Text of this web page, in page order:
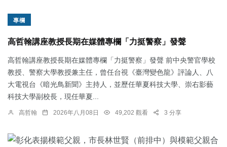
專欄
高哲翰講座教授長期在媒體專欄「力挺警察」發聲
高哲翰講座教授長期在媒體專欄「力挺警察」發聲 前中央警官學校
教授、警察大學教授兼主任，曾任台視《臺灣變色龍》評論人、八
大電視台《暗光鳥新聞》主持人，並歷任華夏科技大學、崇右影藝
科技大學副校長，現任華夏...
高哲翰 2026年八月08日 49,202 觀看 3 分享